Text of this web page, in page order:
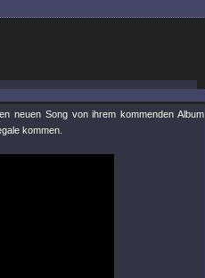
neuen Song von ihrem kommenden Album
kommen.